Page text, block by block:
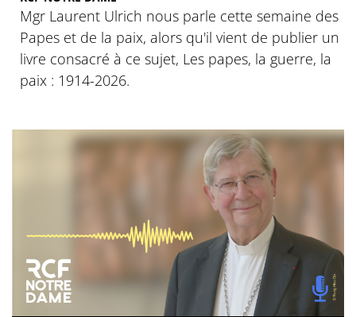
Mgr Laurent Ulrich nous parle cette semaine des
Papes et de la paix, alors qu'il vient de publier un
livre consacré à ce sujet, Les papes, la guerre, la
paix : 1914-2026.